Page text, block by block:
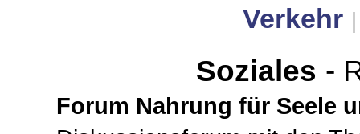
Verkehr
Soziales -
Forum Nahrung für Seele